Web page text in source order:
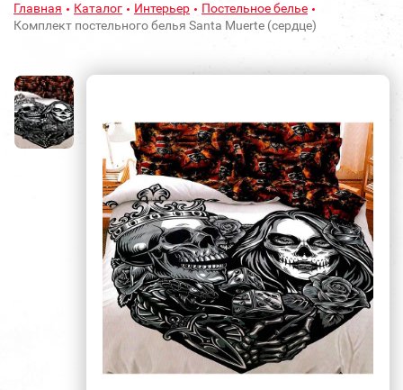
Главная Каталог Интерьер
Постельное белье
Комплект постельного белья Santa Muerte (сердце)